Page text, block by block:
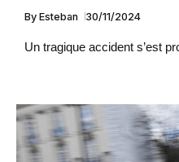
By Esteban 30/11/2024
Un tragique accident s’est